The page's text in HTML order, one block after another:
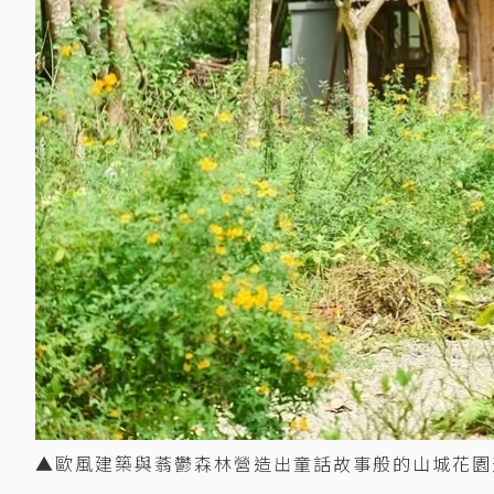
▲歐風建築與蓊鬱森林營造出童話故事般的山城花